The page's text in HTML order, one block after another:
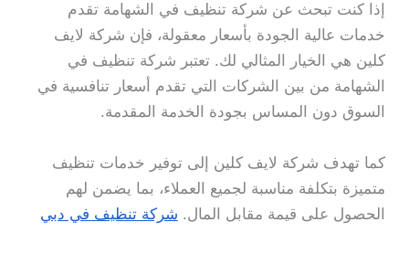
إذا كنت تبحث عن شركة تنظيف في الشهامة تقدم
خدمات عالية الجودة بأسعار معقولة، فإن شركة لايف
كلين هي الخيار المثالي لك. تعتبر شركة تنظيف في
الشهامة من بين الشركات التي تقدم أسعار تنافسية في
السوق دون المساس بجودة الخدمة المقدمة.
كما تهدف شركة لايف كلين إلى توفير خدمات تنظيف
متميزة بتكلفة مناسبة لجميع العملاء، بما يضمن لهم
الحصول على قيمة مقابل المال. شركة تنظيف في دبي